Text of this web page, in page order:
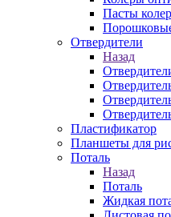
Пасты
Отвердители
Назад
Пластификатор
Планшеты для
Поталь
Назад
Поталь
Жидкая